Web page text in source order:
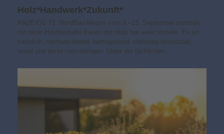
Holz*Handwerk*Zukunft*
ANZEIGE 71. NordBau-Messe vom 9.–13. September erstmals
mit einer Holzbauhalle Bauen mit Holz hat viele Vorteile. Es ist
natürlich, nachwachsend, wohngesund, vielseitig einsetzbar,
stabil und leicht vorzufertigen. Unter der fachlichen…